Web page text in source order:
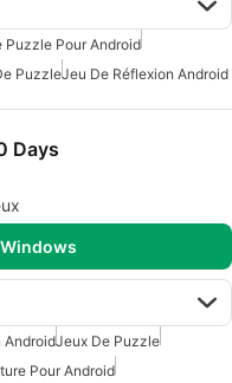
Puzzle Pour Android
PuzzleJeu De Réflexion Android
Days
AndroidJeux De Puzzle
Pour Android